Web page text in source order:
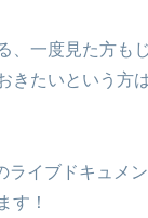
、一度見た方も
きたいという方
ライブドキュメ
す！